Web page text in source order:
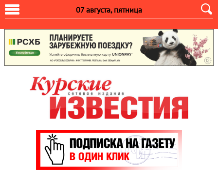
07 августа, пятница